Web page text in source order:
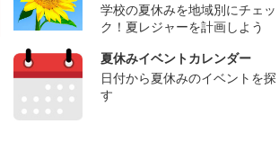
学校の夏休みを地域別にチェッ
ク！夏レジャーを計画しよう
夏休みイベントカレンダー
日付から夏休みのイベントを探
す